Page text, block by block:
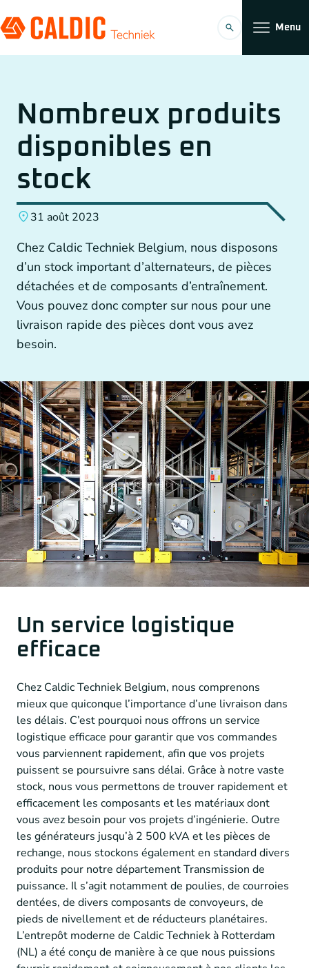
Menu
Entraînements par courroies dentées
Convoyeurs
Réducteur Planétaire
Accouplements
Entraînements par chaîne
Autres technologies d’entraînement
Générateurs et accouplements de générateurs
Solutions
Organisation
Travailler chez
FR
Nombreux produits
disponibles en
stock
31 août 2023
Chez Caldic Techniek Belgium, nous disposons
d’un stock important d’alternateurs, de pièces
détachées et de composants d’entraînement.
Vous pouvez donc compter sur nous pour une
livraison rapide des pièces dont vous avez
besoin.
Un service logistique
efficace
Chez Caldic Techniek Belgium, nous comprenons
mieux que quiconque l’importance d’une livraison dans
les délais. C’est pourquoi nous offrons un service
logistique efficace pour garantir que vos commandes
vous parviennent rapidement, afin que vos projets
puissent se poursuivre sans délai. Grâce à notre vaste
stock, nous vous permettons de trouver rapidement et
efficacement les composants et les matériaux dont
vous avez besoin pour vos projets d’ingénierie. Outre
les générateurs jusqu’à 2 500 kVA et les pièces de
rechange, nous stockons également en standard divers
produits pour notre département Transmission de
puissance. Il s’agit notamment de poulies, de courroies
dentées, de divers composants de convoyeurs, de
pieds de nivellement et de réducteurs planétaires.
L’entrepôt moderne de Caldic Techniek à Rotterdam
(NL) a été conçu de manière à ce que nous puissions